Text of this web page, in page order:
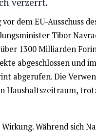
dem EU-Ausschuss
Tibor
1300 Milliarden
abgeschlossen und
abgerufen. Die
Haushaltszeitraum,
Während sich